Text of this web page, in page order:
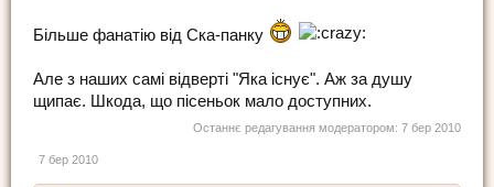
Більше фанатію від Ска-панку
Але з наших самі відверті "Яка існує". Аж за душу
щипає. Шкода, що пісеньок мало доступних.
Останнє редагування модератором: 7 бер 2010
7 бер 2010